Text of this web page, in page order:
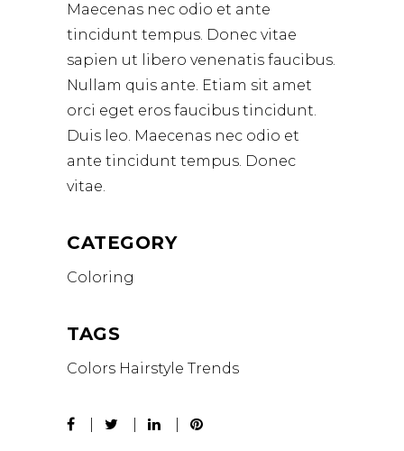
Maecenas nec odio et ante
tincidunt tempus. Donec vitae
sapien ut libero venenatis faucibus.
Nullam quis ante. Etiam sit amet
orci eget eros faucibus tincidunt.
Duis leo. Maecenas nec odio et
ante tincidunt tempus. Donec
vitae.
CATEGORY
Coloring
TAGS
Colors Hairstyle Trends